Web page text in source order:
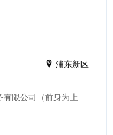
浦东新区
安服务企业壹级资质和上海市公共安全防范工程设计施工壹级资质的“双甲”企业、上海安全防范报警...